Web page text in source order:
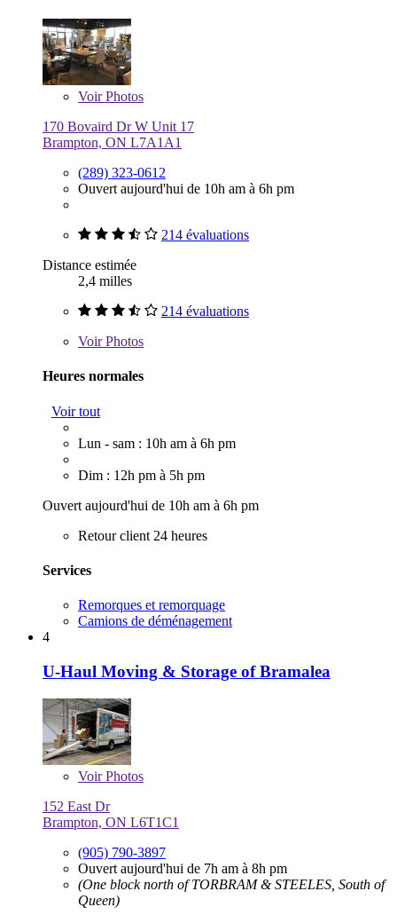
VoirPhotos
170 Bovaird Dr W Unit 17
Brampton, ON L7A1A1
(289) 323-0612
Ouvert aujourd'hui de 10h am à 6h pm
214 évaluations
Distance estimée
2,4 milles
214 évaluations
VoirPhotos
Heures normales
Voir tout
Lun - sam : 10h am à 6h pm
Dim : 12h pm à 5h pm
Ouvert aujourd'hui de 10h am à 6h pm
Retour client 24 heures
Services
Remorques et remorquage
Camions de déménagement
4
U-Haul Moving & Storage of Bramalea
VoirPhotos
152 East Dr
Brampton, ON L6T1C1
(905) 790-3897
Ouvert aujourd'hui de 7h am à 8h pm
(One block north of TORBRAM & STEELES, South of
Queen)